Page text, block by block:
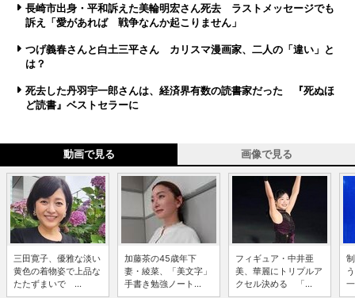
長崎市出身・平和訴えた美輪明宏さん死去 ラストメッセージでも
訴え「愛があれば 戦争なんか起こりません」
つげ義春さんと白土三平さん カリスマ漫画家、二人の「違い」と
は？
死去した丹羽宇一郎さんは、経済界有数の読書家だった 『死ぬほ
ど読書』ベストセラーに
動画で見る 画像で見る
三田寛子、優雅な淡い
黄色の着物姿で上品な
たたずまいで ...
加藤茶の45歳年下
妻・綾菜、「美文字」
手書き勉強ノート...
フィギュア・中井亜
美、華麗にトリプルア
クセル決める 「...